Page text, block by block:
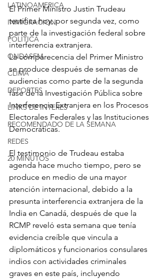
LATINOAMERICA
INMIGRACION
POLÍTICA
ONDASFM
CLIMA
DEPORTES
LINKS DE INTERES
RECOMENDADO DE LA SEMANA
REDES
20 MINUTOS
El Primer Ministro Justin Trudeau
testifica hoy, por segunda vez, como
parte de la investigación federal sobre
interferencia extranjera.
La comparecencia del Primer Ministro
se produce después de semanas de
audiencias como parte de la segunda
fase de la Investigación Pública sobre
Interferencia Extranjera en los Procesos
Electorales Federales y las Instituciones
Democráticas.
El testimonio de Trudeau estaba
agenda hace mucho tiempo, pero se
produce en medio de una mayor
atención internacional, debido a la
presunta interferencia extranjera de la
India en Canadá, después de que la
RCMP reveló esta semana que tenía
evidencia creíble que vincula a
diplomáticos y funcionarios consulares
indios con actividades criminales
graves en este país, incluyendo